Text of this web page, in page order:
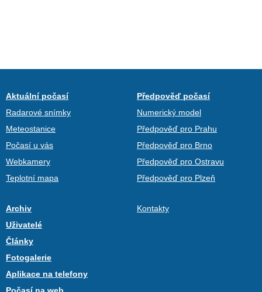
Aktuální počasí
Radarové snímky
Meteostanice
Počasí u vás
Webkamery
Teplotní mapa
Předpověď počasí
Numerický model
Předpověď pro Prahu
Předpověď pro Brno
Předpověď pro Ostravu
Předpověď pro Plzeň
Archiv
Uživatelé
Články
Fotogalerie
Aplikace na telefony
Kontakty